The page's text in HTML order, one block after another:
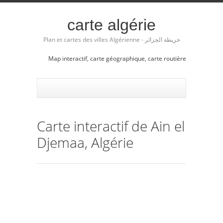
carte algérie
Plan et cartes des villes Algérienne - خريطة الجزائر
Map interactif, carte géographique, carte routière
Carte interactif de Ain el
Djemaa, Algérie